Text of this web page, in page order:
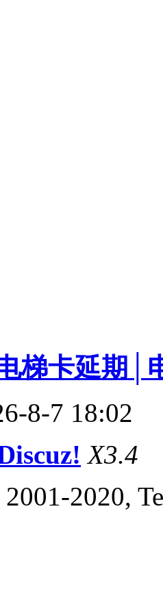
梯卡延期│
8-7 18:02
X3.4
2020,